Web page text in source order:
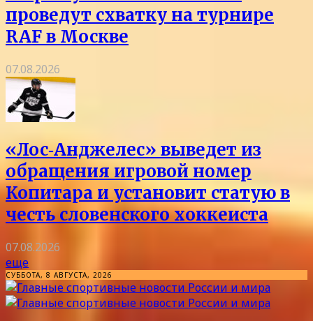
проведут схватку на турнире
RAF в Москве
07.08.2026
«Лос‑Анджелес» выведет из
обращения игровой номер
Копитара и установит статую в
честь словенского хоккеиста
07.08.2026
еще
СУББОТА, 8 АВГУСТА, 2026